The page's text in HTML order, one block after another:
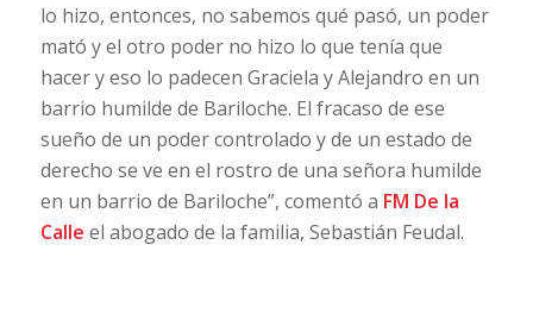
lo hizo, entonces, no sabemos qué pasó, un poder
mató y el otro poder no hizo lo que tenía que
hacer y eso lo padecen Graciela y Alejandro en un
barrio humilde de Bariloche. El fracaso de ese
sueño de un poder controlado y de un estado de
derecho se ve en el rostro de una señora humilde
en un barrio de Bariloche”, comentó a FM De la
Calle el abogado de la familia, Sebastián Feudal.